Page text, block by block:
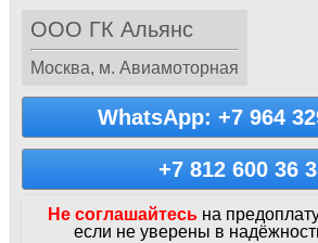
ООО ГК Альянс
Москва, м. Авиамоторная
WhatsApp: +7 964
+7 812 600 36
Не соглашайтесь на
если не уверены в